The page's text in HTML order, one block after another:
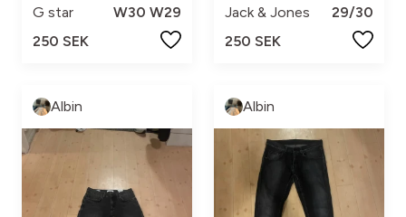
G star
W30 W29
250 SEK
Jack & Jones
29/30
250 SEK
Albin Albin